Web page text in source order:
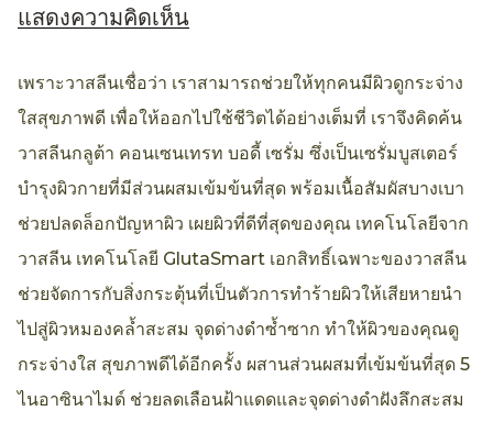
การ
product
นี้
แสดงความคิดเห็น
เพราะวาสลีนเชื่อว่า เราสามารถช่วยให้ทุกคนมีผิวดูกระจ่าง
ใสสุขภาพดี เพื่อให้ออกไปใช้ชีวิตได้อย่างเต็มที่ เราจึงคิดค้น
วาสลีนกลูต้า คอนเซนเทรท บอดี้ เซรั่ม ซึ่งเป็นเซรั่มบูสเตอร์
บำรุงผิวกายที่มีส่วนผสมเข้มข้นที่สุด พร้อมเนื้อสัมผัสบางเบา
ช่วยปลดล็อกปัญหาผิว เผยผิวที่ดีที่สุดของคุณ เทคโนโลยีจาก
วาสลีน เทคโนโลยี GlutaSmart เอกสิทธิ์เฉพาะของวาสลีน
ช่วยจัดการกับสิ่งกระตุ้นที่เป็นตัวการทำร้ายผิวให้เสียหายนำ
ไปสู่ผิวหมองคล้ำสะสม จุดด่างดำซ้ำซาก ทำให้ผิวของคุณดู
กระจ่างใส สุขภาพดีได้อีกครั้ง ผสานส่วนผสมที่เข้มข้นที่สุด 5
ไนอาซินาไมด์ ช่วยลดเลือนฝ้าแดดและจุดด่างดำฝังลึกสะสม